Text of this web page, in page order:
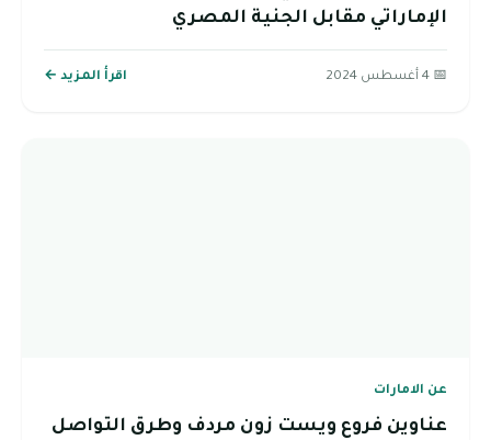
الإماراتي مقابل الجنية المصري
📅 4 أغسطس 2024 اقرأ المزيد ←
عن الامارات
عناوين فروع ويست زون مردف وطرق التواصل